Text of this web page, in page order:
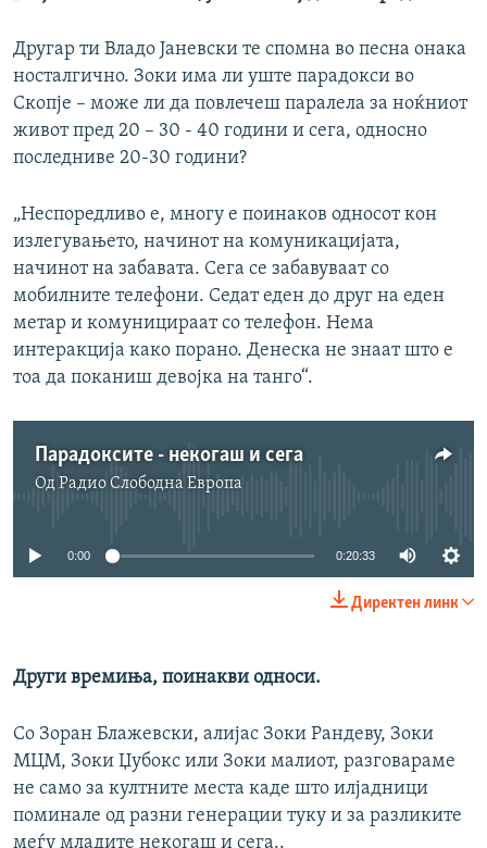
Другар ти Владо Јаневски те спомна во песна онака
носталгично. Зоки има ли уште парадокси во
Скопје – може ли да повлечеш паралела за ноќниот
живот пред 20 – 30 - 40 години и сега, односно
последниве 20-30 години?
„Неспоредливо е, многу е поинаков односот кон
излегувањето, начинот на комуникацијата,
начинот на забавата. Сега се забавуваат со
мобилните телефони. Седат еден до друг на еден
метар и комуницираат со телефон. Нема
интеракција како порано. Денеска не знаат што е
тоа да поканиш девојка на танго“.
Парадоксите - некогаш и сега
ОдРадио Слободна Eвропа
No media source currently available
0:00 0:20:33
Директен линк
Други времиња, поинакви односи.
Со Зоран Блажевски, алијас Зоки Рандеву, Зоки
МЦМ, Зоки Џубокс или Зоки малиот, разговараме
не само за култните места каде што илјадници
поминале од разни генерации туку и за разликите
меѓу младите некогаш и сега..